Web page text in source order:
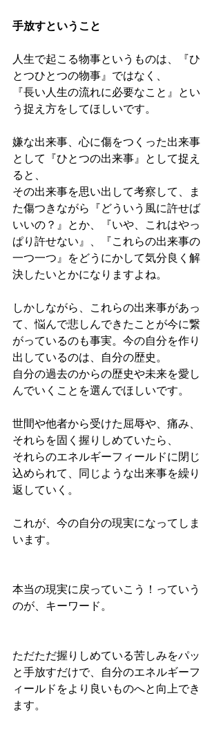
手放すということ
人生で起こる物事というものは、『ひ
とつひとつの物事』ではなく、
『長い人生の流れに必要なこと』とい
う捉え方をしてほしいです。
嫌な出来事、心に傷をつくった出来事
として『ひとつの出来事』として捉え
ると、
その出来事を思い出して考察して、ま
た傷つきながら『どういう風に許せば
いいの？』とか、『いや、これはやっ
ぱり許せない』、『これらの出来事の
一つ一つ』をどうにかして気分良く解
決したいとかになりますよね。
しかしながら、これらの出来事があっ
て、悩んで悲しんできたことが今に繋
がっているのも事実。今の自分を作り
出しているのは、自分の歴史。
自分の過去のからの歴史や未来を愛し
んでいくことを選んでほしいです。
世間や他者から受けた屈辱や、痛み、
それらを固く握りしめていたら、
それらのエネルギーフィールドに閉じ
込められて、同じような出来事を繰り
返していく。
これが、今の自分の現実になってしま
います。
本当の現実に戻っていこう！っていう
のが、キーワード。
ただただ握りしめている苦しみをパッ
と手放すだけで、自分のエネルギーフ
ィールドをより良いものへと向上でき
ます。